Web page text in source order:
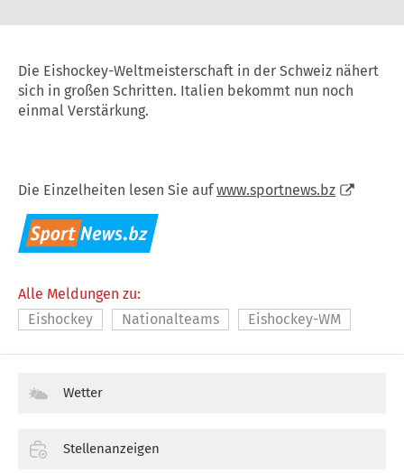
Die Eishockey-Weltmeisterschaft in der Schweiz nähert
sich in großen Schritten. Italien bekommt nun noch
einmal Verstärkung.
Die Einzelheiten lesen Sie aufwww.sportnews.bz
Alle Meldungen zu:
Eishockey
Nationalteams Eishockey-WM
Wetter
Stellenanzeigen